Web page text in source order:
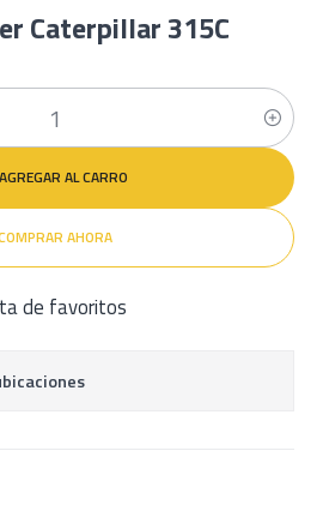
Caterpillar 315C
AGREGAR AL CARRO
AHORA
de favoritos